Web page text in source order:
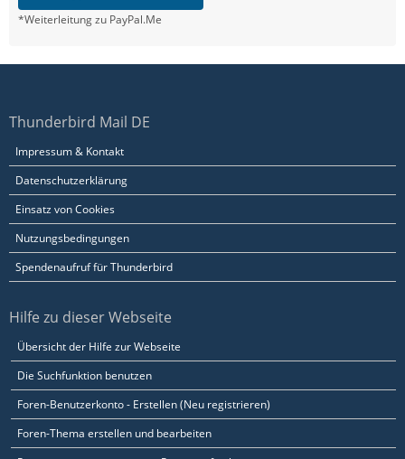
*Weiterleitung zu PayPal.Me
Thunderbird Mail DE
Impressum & Kontakt
Datenschutzerklärung
Einsatz von Cookies
Nutzungsbedingungen
Spendenaufruf für Thunderbird
Hilfe zu dieser Webseite
Übersicht der Hilfe zur Webseite
Die Suchfunktion benutzen
Foren-Benutzerkonto - Erstellen (Neu registrieren)
Foren-Thema erstellen und bearbeiten